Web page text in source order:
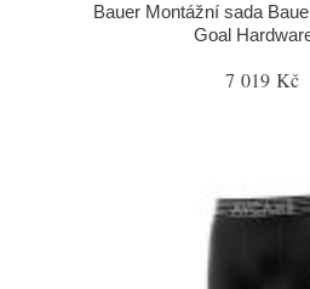
Bauer Montážní sada
Goal
7 019 Kč